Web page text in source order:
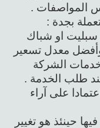
المواصفات .
بجدة :
او شباك
معدل تسعير
. 2 ـ تشمل خدمات الشركة
طلب الخدمة .
على آراء
حينئذ هو تغيير